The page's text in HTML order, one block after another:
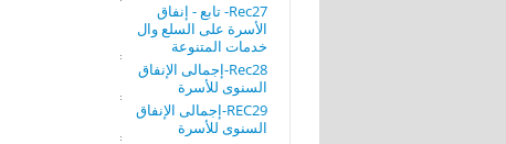
Rec27- تابع - إنفاق
الأسرة على السلع وال
خدمات المتنوعة
Rec28-إجمالى الإنفاق
السنوى للأسرة
REC29-إجمالى الإنفاق
السنوى للأسرة